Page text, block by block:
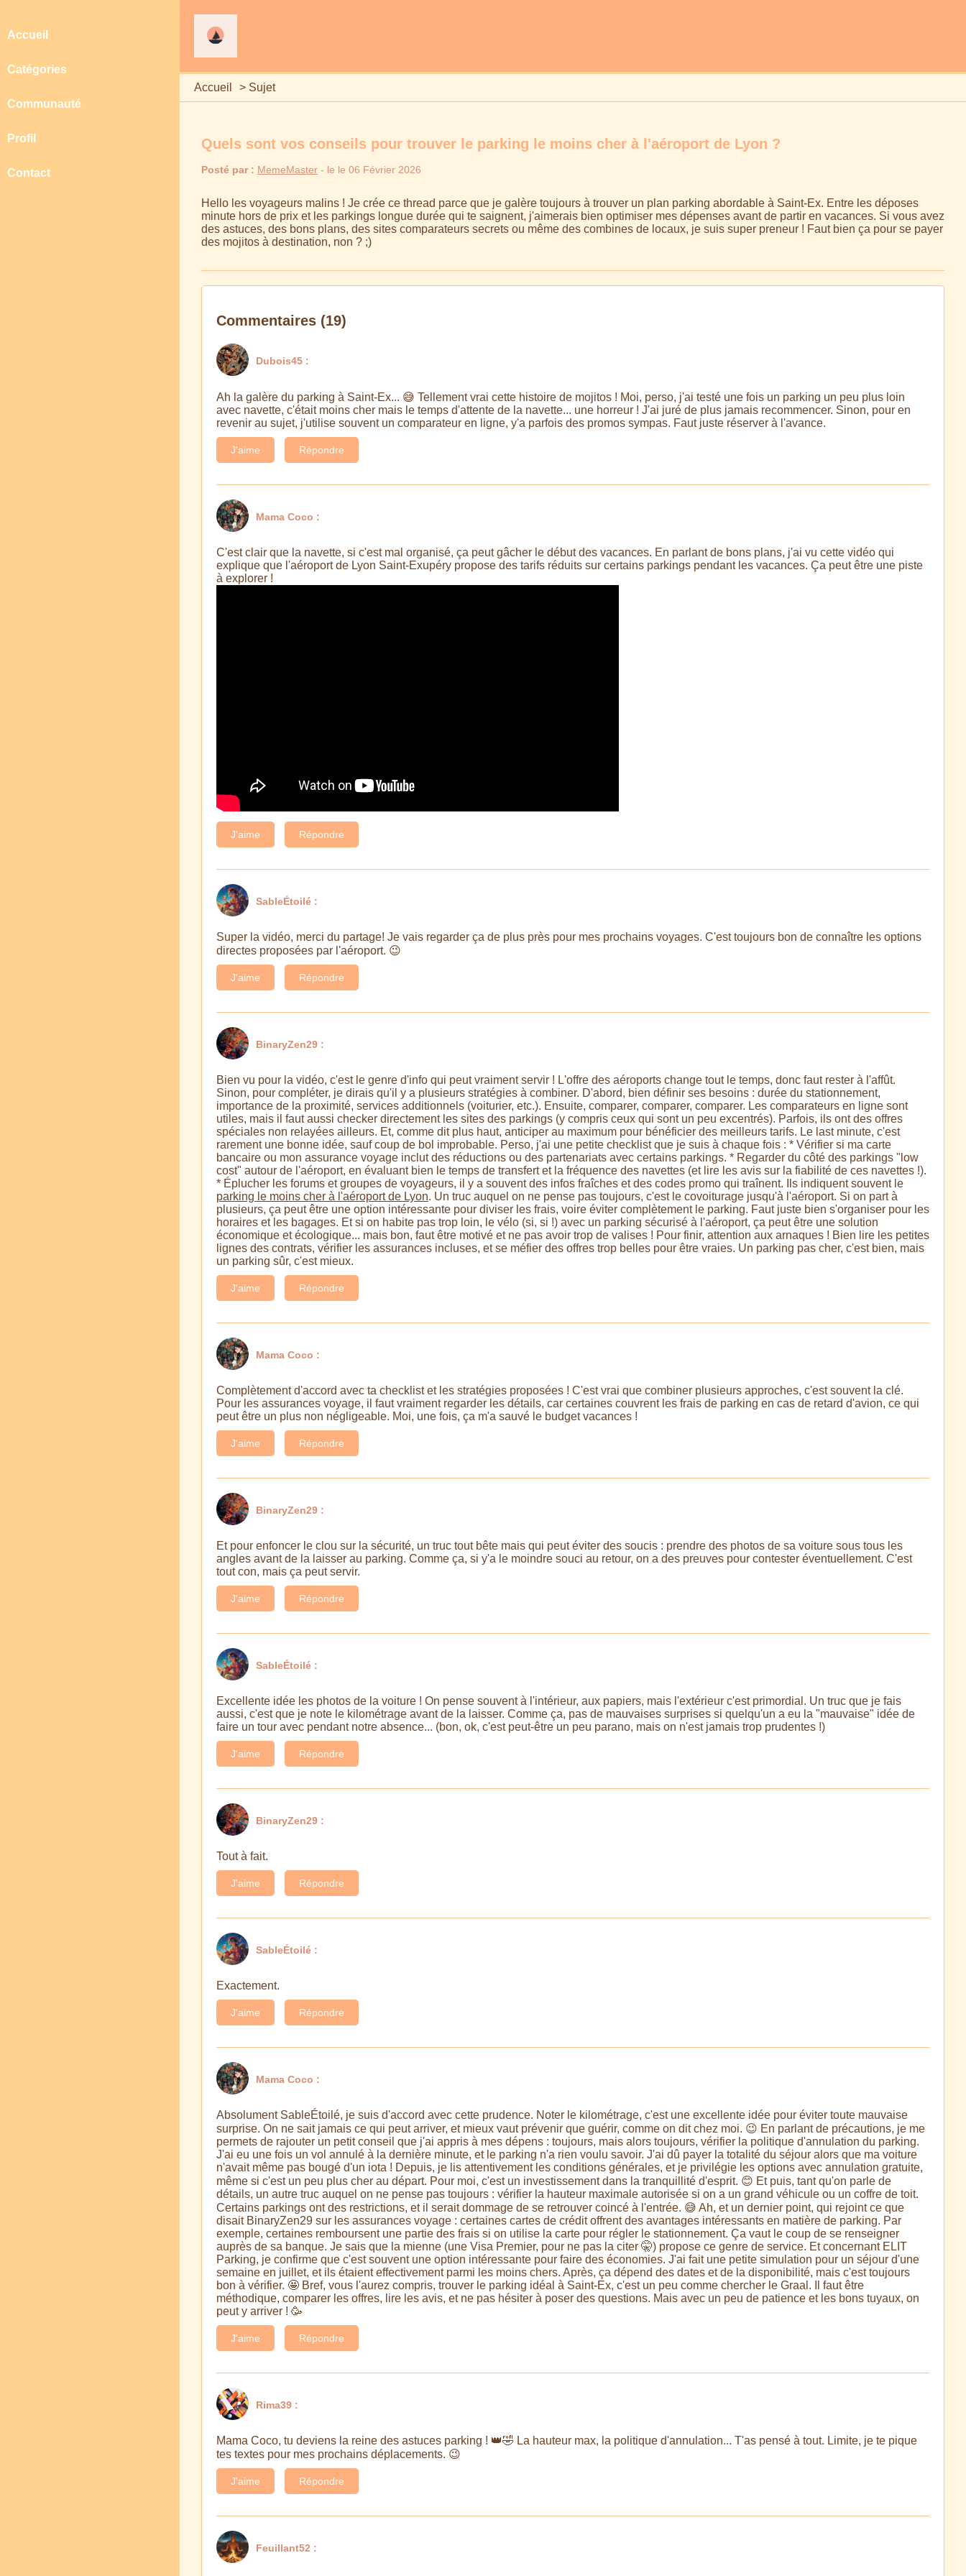
Accueil > Sujet
Accueil
Catégories
Communauté
Profil
Contact
Quels sont vos conseils pour trouver le parking le moins cher à l'aéroport de Lyon ?
Posté par : MemeMaster - le le 06 Février 2026
Hello les voyageurs malins ! Je crée ce thread parce que je galère toujours à trouver un plan parking abordable à Saint-Ex. Entre les déposes
minute hors de prix et les parkings longue durée qui te saignent, j'aimerais bien optimiser mes dépenses avant de partir en vacances. Si vous avez
des astuces, des bons plans, des sites comparateurs secrets ou même des combines de locaux, je suis super preneur ! Faut bien ça pour se payer
des mojitos à destination, non ? ;)
Commentaires (19)
Dubois45 :
Ah la galère du parking à Saint-Ex... 😅 Tellement vrai cette histoire de mojitos ! Moi, perso, j'ai testé une fois un parking un peu plus loin
avec navette, c'était moins cher mais le temps d'attente de la navette... une horreur ! J'ai juré de plus jamais recommencer. Sinon, pour en
revenir au sujet, j'utilise souvent un comparateur en ligne, y'a parfois des promos sympas. Faut juste réserver à l'avance.
J'aime Répondre
Mama Coco :
C'est clair que la navette, si c'est mal organisé, ça peut gâcher le début des vacances. En parlant de bons plans, j'ai vu cette vidéo qui
explique que l'aéroport de Lyon Saint-Exupéry propose des tarifs réduits sur certains parkings pendant les vacances. Ça peut être une piste
à explorer !
J'aime Répondre
SableÉtoilé :
Super la vidéo, merci du partage! Je vais regarder ça de plus près pour mes prochains voyages. C'est toujours bon de connaître les options
directes proposées par l'aéroport. 😉
J'aime Répondre
BinaryZen29 :
Bien vu pour la vidéo, c'est le genre d'info qui peut vraiment servir ! L'offre des aéroports change tout le temps, donc faut rester à l'affût.
Sinon, pour compléter, je dirais qu'il y a plusieurs stratégies à combiner. D'abord, bien définir ses besoins : durée du stationnement,
importance de la proximité, services additionnels (voiturier, etc.). Ensuite, comparer, comparer, comparer. Les comparateurs en ligne sont
utiles, mais il faut aussi checker directement les sites des parkings (y compris ceux qui sont un peu excentrés). Parfois, ils ont des offres
spéciales non relayées ailleurs. Et, comme dit plus haut, anticiper au maximum pour bénéficier des meilleurs tarifs. Le last minute, c'est
rarement une bonne idée, sauf coup de bol improbable. Perso, j'ai une petite checklist que je suis à chaque fois : * Vérifier si ma carte
bancaire ou mon assurance voyage inclut des réductions ou des partenariats avec certains parkings. * Regarder du côté des parkings "low
cost" autour de l'aéroport, en évaluant bien le temps de transfert et la fréquence des navettes (et lire les avis sur la fiabilité de ces navettes !).
* Éplucher les forums et groupes de voyageurs, il y a souvent des infos fraîches et des codes promo qui traînent. Ils indiquent souvent le
parking le moins cher à l'aéroport de Lyon. Un truc auquel on ne pense pas toujours, c'est le covoiturage jusqu'à l'aéroport. Si on part à
plusieurs, ça peut être une option intéressante pour diviser les frais, voire éviter complètement le parking. Faut juste bien s'organiser pour les
horaires et les bagages. Et si on habite pas trop loin, le vélo (si, si !) avec un parking sécurisé à l'aéroport, ça peut être une solution
économique et écologique... mais bon, faut être motivé et ne pas avoir trop de valises ! Pour finir, attention aux arnaques ! Bien lire les petites
lignes des contrats, vérifier les assurances incluses, et se méfier des offres trop belles pour être vraies. Un parking pas cher, c'est bien, mais
un parking sûr, c'est mieux.
J'aime Répondre
Mama Coco :
Complètement d'accord avec ta checklist et les stratégies proposées ! C'est vrai que combiner plusieurs approches, c'est souvent la clé.
Pour les assurances voyage, il faut vraiment regarder les détails, car certaines couvrent les frais de parking en cas de retard d'avion, ce qui
peut être un plus non négligeable. Moi, une fois, ça m'a sauvé le budget vacances !
J'aime Répondre
BinaryZen29 :
Et pour enfoncer le clou sur la sécurité, un truc tout bête mais qui peut éviter des soucis : prendre des photos de sa voiture sous tous les
angles avant de la laisser au parking. Comme ça, si y'a le moindre souci au retour, on a des preuves pour contester éventuellement. C'est
tout con, mais ça peut servir.
J'aime Répondre
SableÉtoilé :
Excellente idée les photos de la voiture ! On pense souvent à l'intérieur, aux papiers, mais l'extérieur c'est primordial. Un truc que je fais
aussi, c'est que je note le kilométrage avant de la laisser. Comme ça, pas de mauvaises surprises si quelqu'un a eu la "mauvaise" idée de
faire un tour avec pendant notre absence... (bon, ok, c'est peut-être un peu parano, mais on n'est jamais trop prudentes !)
J'aime Répondre
BinaryZen29 :
Tout à fait.
J'aime Répondre
SableÉtoilé :
Exactement.
J'aime Répondre
Mama Coco :
Absolument SableÉtoilé, je suis d'accord avec cette prudence. Noter le kilométrage, c'est une excellente idée pour éviter toute mauvaise
surprise. On ne sait jamais ce qui peut arriver, et mieux vaut prévenir que guérir, comme on dit chez moi. 😉 En parlant de précautions, je me
permets de rajouter un petit conseil que j'ai appris à mes dépens : toujours, mais alors toujours, vérifier la politique d'annulation du parking.
J'ai eu une fois un vol annulé à la dernière minute, et le parking n'a rien voulu savoir. J'ai dû payer la totalité du séjour alors que ma voiture
n'avait même pas bougé d'un iota ! Depuis, je lis attentivement les conditions générales, et je privilégie les options avec annulation gratuite,
même si c'est un peu plus cher au départ. Pour moi, c'est un investissement dans la tranquillité d'esprit. 😊 Et puis, tant qu'on parle de
détails, un autre truc auquel on ne pense pas toujours : vérifier la hauteur maximale autorisée si on a un grand véhicule ou un coffre de toit.
Certains parkings ont des restrictions, et il serait dommage de se retrouver coincé à l'entrée. 😅 Ah, et un dernier point, qui rejoint ce que
disait BinaryZen29 sur les assurances voyage : certaines cartes de crédit offrent des avantages intéressants en matière de parking. Par
exemple, certaines remboursent une partie des frais si on utilise la carte pour régler le stationnement. Ça vaut le coup de se renseigner
auprès de sa banque. Je sais que la mienne (une Visa Premier, pour ne pas la citer 🤫) propose ce genre de service. Et concernant ELIT
Parking, je confirme que c'est souvent une option intéressante pour faire des économies. J'ai fait une petite simulation pour un séjour d'une
semaine en juillet, et ils étaient effectivement parmi les moins chers. Après, ça dépend des dates et de la disponibilité, mais c'est toujours
bon à vérifier. 🤩 Bref, vous l'aurez compris, trouver le parking idéal à Saint-Ex, c'est un peu comme chercher le Graal. Il faut être
méthodique, comparer les offres, lire les avis, et ne pas hésiter à poser des questions. Mais avec un peu de patience et les bons tuyaux, on
peut y arriver ! 🥳
J'aime Répondre
Rima39 :
Mama Coco, tu deviens la reine des astuces parking ! 👑🤣 La hauteur max, la politique d'annulation... T'as pensé à tout. Limite, je te pique
tes textes pour mes prochains déplacements. 😉
J'aime Répondre
Feuillant52 :